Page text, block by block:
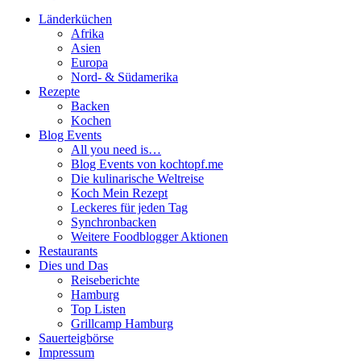
Länderküchen
Afrika
Asien
Europa
Nord- & Südamerika
Rezepte
Backen
Kochen
Blog Events
All you need is…
Blog Events von kochtopf.me
Die kulinarische Weltreise
Koch Mein Rezept
Leckeres für jeden Tag
Synchronbacken
Weitere Foodblogger Aktionen
Restaurants
Dies und Das
Reiseberichte
Hamburg
Top Listen
Grillcamp Hamburg
Sauerteigbörse
Impressum